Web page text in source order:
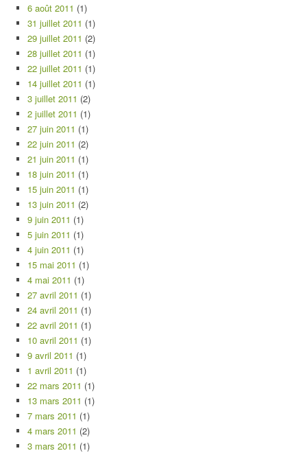
6 août 2011 (1)
31 juillet 2011 (1)
29 juillet 2011 (2)
28 juillet 2011 (1)
22 juillet 2011 (1)
14 juillet 2011 (1)
3 juillet 2011 (2)
2 juillet 2011 (1)
27 juin 2011 (1)
22 juin 2011 (2)
21 juin 2011 (1)
18 juin 2011 (1)
15 juin 2011 (1)
13 juin 2011 (2)
9 juin 2011 (1)
5 juin 2011 (1)
4 juin 2011 (1)
15 mai 2011 (1)
4 mai 2011 (1)
27 avril 2011 (1)
24 avril 2011 (1)
22 avril 2011 (1)
10 avril 2011 (1)
9 avril 2011 (1)
1 avril 2011 (1)
22 mars 2011 (1)
13 mars 2011 (1)
7 mars 2011 (1)
4 mars 2011 (2)
3 mars 2011 (1)